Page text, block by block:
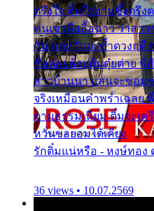
ตรึงใจ ติ๋มใช่งามซึ้งตรึ
คนเขาลืออื้อฉาว ว่าสา
กัน แต่หวั่นจะช้ำดวงฤดี
ชื่อต๋อยต้อยตุ้มตุ๋ยต่าย พี่ยั
สาวบ้านนา แสนจะซอม
จริงเหมือนคำพร่ำเฉลย
ตามธรรมเนียม ติ๋มจะเต
หวั่นขอยอมได้เคียง
รักติ๋มแน่หรือ - หงษ์ทอง
36 views • 10.07.2569